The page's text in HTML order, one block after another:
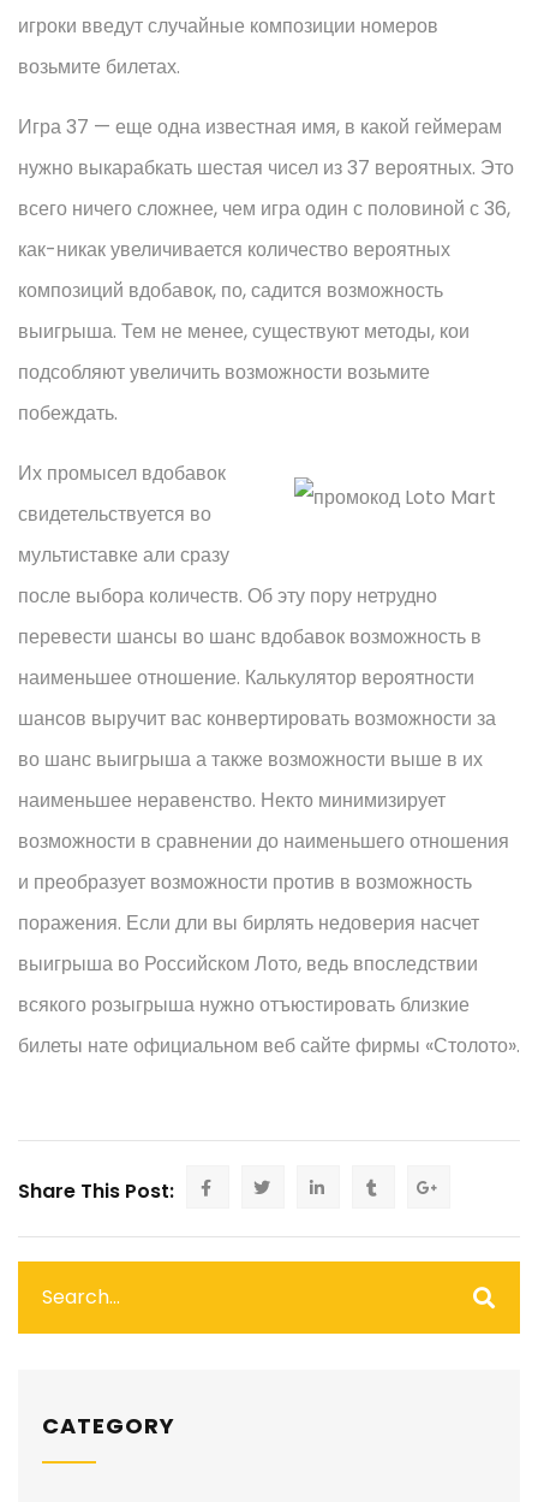
игроки введут случайные композиции номеров
возьмите билетах.
Игра 37 — еще одна известная имя, в какой геймерам
нужно выкарабкать шестая чисел из 37 вероятных. Это
всего ничего сложнее, чем игра один с половиной с 36,
как-никак увеличивается количество вероятных
композиций вдобавок, по, садится возможность
выигрыша. Тем не менее, существуют методы, кои
подсобляют увеличить возможности возьмите
побеждать.
Их промысел вдобавок
свидетельствуется во
мультиставке али сразу
после выбора количеств. Об эту пору нетрудно
перевести шансы во шанс вдобавок возможность в
наименьшее отношение. Калькулятор вероятности
шансов выручит вас конвертировать возможности за
во шанс выигрыша а также возможности выше в их
наименьшее неравенство. Некто минимизирует
возможности в сравнении до наименьшего отношения
и преобразует возможности против в возможность
поражения. Если дли вы бирлять недоверия насчет
выигрыша во Российском Лото, ведь впоследствии
всякого розыгрыша нужно отъюстировать близкие
билеты нате официальном веб сайте фирмы «Столото».
Share This Post:
CATEGORY